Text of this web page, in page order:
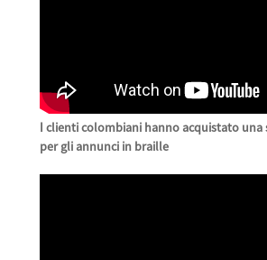
I clienti colombiani hanno acquistato una
per gli annunci in braille